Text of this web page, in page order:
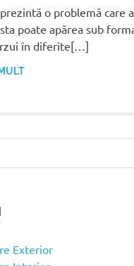
o problemă care
poate apărea sub
în diferite[…]
Exterior